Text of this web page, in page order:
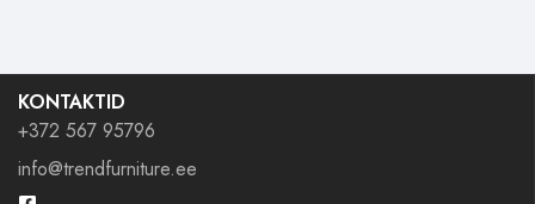
KONTAKTID
+372 567 95796
info@trendfurniture.ee